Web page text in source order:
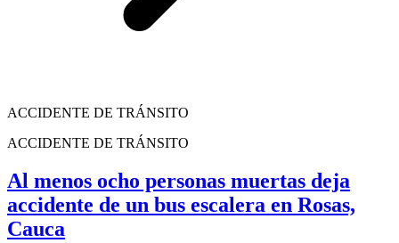
ACCIDENTE DE TRÁNSITO
ACCIDENTE DE TRÁNSITO
Al menos ocho personas muertas deja
accidente de un bus escalera en Rosas,
Cauca